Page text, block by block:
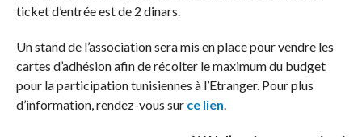
ticket d’entrée est de 2 dinars.
Un stand de l’association sera mis en place pour vendre les
cartes d’adhésion afin de récolter le maximum du budget
pour la participation tunisiennes à l’Etranger. Pour plus
d’information, rendez-vous sur ce lien